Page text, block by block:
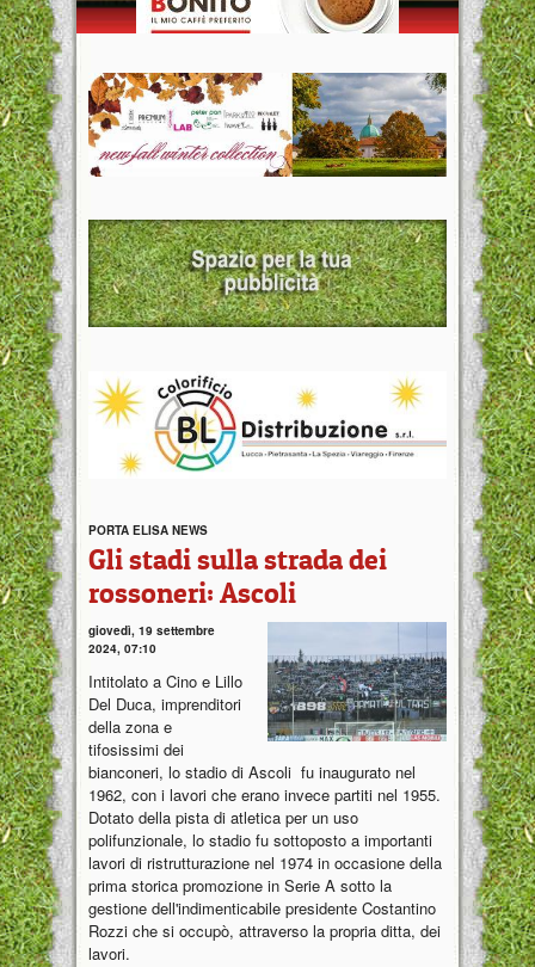
PORTA ELISA NEWS
Gli stadi sulla strada dei
rossoneri: Ascoli
giovedì, 19 settembre
2024, 07:10
Intitolato a Cino e Lillo
Del Duca, imprenditori
della zona e
tifosissimi dei
bianconeri, lo stadio di Ascoli fu inaugurato nel
1962, con i lavori che erano invece partiti nel 1955.
Dotato della pista di atletica per un uso
polifunzionale, lo stadio fu sottoposto a importanti
lavori di ristrutturazione nel 1974 in occasione della
prima storica promozione in Serie A sotto la
gestione dell'indimenticabile presidente Costantino
Rozzi che si occupò, attraverso la propria ditta, dei
lavori.